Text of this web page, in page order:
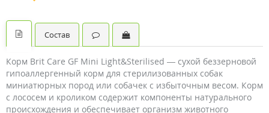
Состав
Корм Brit Care GF Mini Light&Sterilised — сухой беззерновой
гипоаллергенный корм для стерилизованных собак
миниатюрных пород или собачек с избыточным весом. Корм
с лососем и кроликом содержит компоненты натурального
происхождения и обеспечивает организм животного